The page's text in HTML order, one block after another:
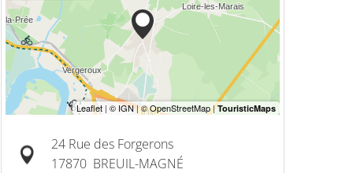
24 Rue des Forgerons
17870 BREUIL-MAGNÉ